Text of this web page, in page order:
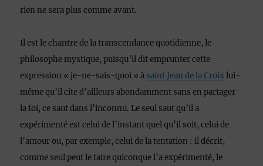
rien ne sera plus comme avant.
Il est le chantre de la transcendance quotidienne, le
philosophe mystique, puisqu’il dit emprunter cette
expression « je-ne-sais-quoi » à saint Jean de la Croixlui-
même qu’il cite d’ailleurs abondamment sans en partager
la foi, ce saut dans l’inconnu. Le seul saut qu’il a
expérimenté est celui de l’instant quel qu’il soit, celui de
l’amour ou, par exemple, celui de la tentation : il décrit,
comme seul peut le faire quiconque l’a expérimenté, le